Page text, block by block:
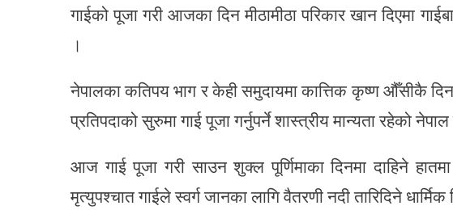
गाईको पूजा गरी आजका दिन मीठामीठा परिकार खान दिएमा
।
नेपालका कतिपय भाग र केही समुदायमा कात्तिक कृष्ण औँसीकै
प्रतिपदाको सुरुमा गाई पूजा गर्नुपर्ने शास्त्रीय मान्यता रहेको
आज गाई पूजा गरी साउन शुक्ल पूर्णिमाका दिनमा दाहिने हातमा
मृत्युपश्चात गाईले स्वर्ग जानका लागि वैतरणी नदी तारिदिने